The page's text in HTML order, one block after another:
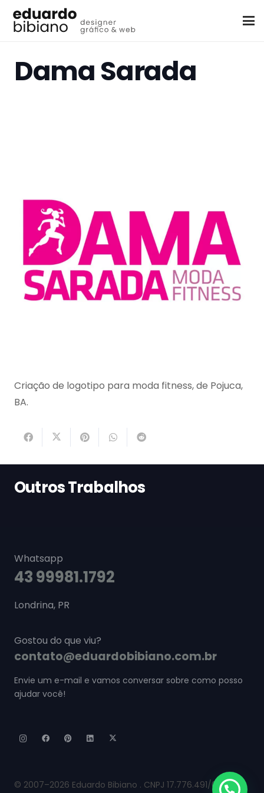
Dama Sarada
Criação de logotipo para moda fitness, de Pojuca,
BA.
Outros Trabalhos
Whatsapp
43 99981.1792
Londrina, PR
Gostou do que viu?
contato@eduardobibiano.com.br
Envie um e-mail e vamos conversar sobre como posso
ajudar você!
© 2007–2026 Eduardo Bibiano . CNPJ 17.776.491/0001-60.